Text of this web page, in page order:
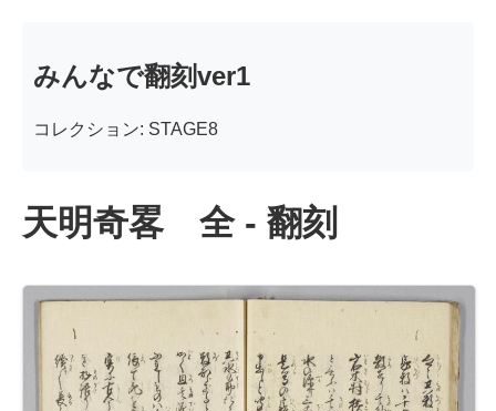
みんなで翻刻ver1
コレクション: STAGE8
天明奇畧 全 - 翻刻